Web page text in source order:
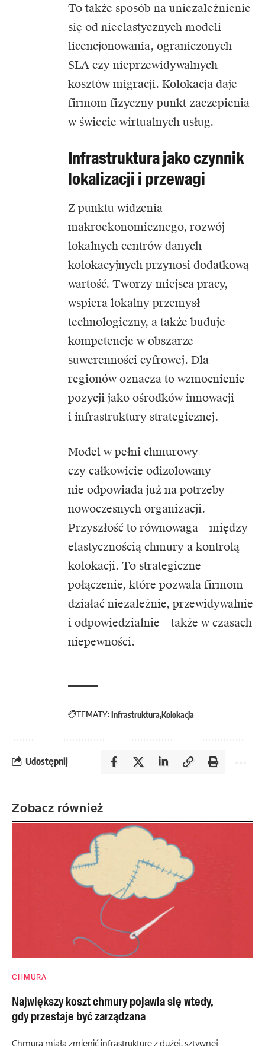
To także sposób na uniezależnienie
się od nieelastycznych modeli
licencjonowania, ograniczonych
SLA czy nieprzewidywalnych
kosztów migracji. Kolokacja daje
firmom fizyczny punkt zaczepienia
w świecie wirtualnych usług.
Infrastruktura jako czynnik
lokalizacji i przewagi
Z punktu widzenia
makroekonomicznego, rozwój
lokalnych centrów danych
kolokacyjnych przynosi dodatkową
wartość. Tworzy miejsca pracy,
wspiera lokalny przemysł
technologiczny, a także buduje
kompetencje w obszarze
suwerenności cyfrowej. Dla
regionów oznacza to wzmocnienie
pozycji jako ośrodków innowacji
i infrastruktury strategicznej.
Model w pełni chmurowy
czy całkowicie odizolowany
nie odpowiada już na potrzeby
nowoczesnych organizacji.
Przyszłość to równowaga – między
elastycznością chmury a kontrolą
kolokacji. To strategiczne
połączenie, które pozwala firmom
działać niezależnie, przewidywalnie
i odpowiedzialnie – także w czasach
niepewności.
TEMATY:Infrastruktura Kolokacja
Udostępnij
Zobacz również
CHMURA
Największy koszt chmury pojawia się wtedy,
gdy przestaje być zarządzana